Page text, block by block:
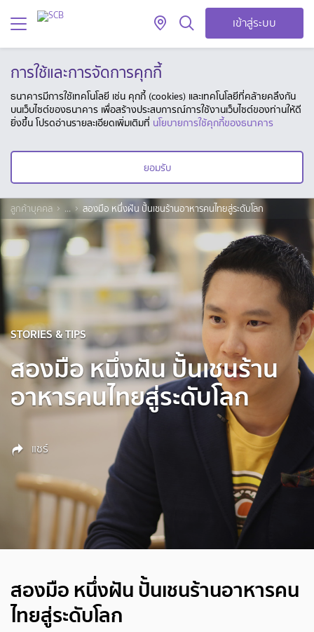
เข้าสู่ระบบ
การใช้และการจัดการคุกกี้
ธนาคารมีการใช้เทคโนโลยี เช่น คุกกี้ (cookies) และเทคโนโลยีที่คล้ายคลึงกัน
บนเว็บไซต์ของธนาคาร เพื่อสร้างประสบการณ์การใช้งานเว็บไซต์ของท่านให้ดี
ยิ่งขึ้น โปรดอ่านรายละเอียดเพิ่มเติมที่ นโยบายการใช้คุกกี้ของธนาคาร
ยอมรับ
ลูกค้าบุคคล ... สองมือ หนึ่งฝัน ปั้นเชนร้านอาหารคนไทยสู่ระดับโลก
STORIES & TIPS
สองมือ หนึ่งฝัน ปั้นเชนร้าน
อาหารคนไทยสู่ระดับโลก
แชร์
สองมือ หนึ่งฝัน ปั้นเชนร้านอาหารคน
ไทยสู่ระดับโลก